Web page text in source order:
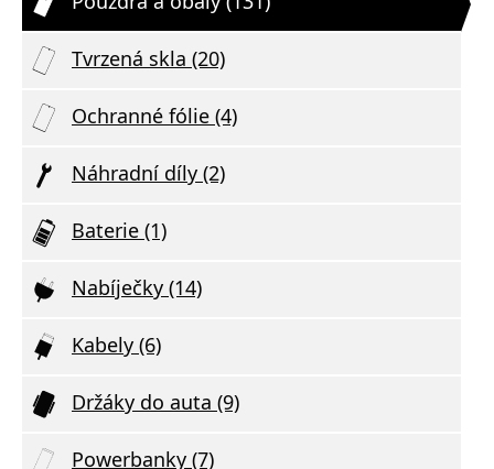
Tvrzená skla (20)
Ochranné fólie (4)
Náhradní díly (2)
Baterie (1)
Nabíječky (14)
Kabely (6)
Držáky do auta (9)
Powerbanky (7)